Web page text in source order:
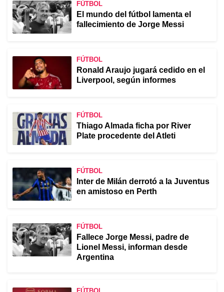
FÚTBOL
El mundo del fútbol lamenta el
fallecimiento de Jorge Messi
FÚTBOL
Ronald Araujo jugará cedido en el
Liverpool, según informes
FÚTBOL
Thiago Almada ficha por River
Plate procedente del Atleti
FÚTBOL
Inter de Milán derrotó a la Juventus
en amistoso en Perth
FÚTBOL
Fallece Jorge Messi, padre de
Lionel Messi, informan desde
Argentina